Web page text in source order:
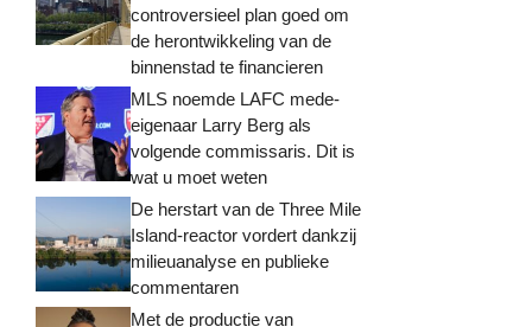
controversieel plan goed om
de herontwikkeling van de
binnenstad te financieren
MLS noemde LAFC mede-
eigenaar Larry Berg als
volgende commissaris. Dit is
wat u moet weten
De herstart van de Three Mile
Island-reactor vordert dankzij
milieuanalyse en publieke
commentaren
Met de productie van